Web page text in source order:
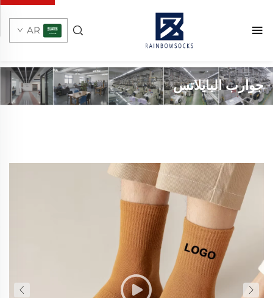
AR
جوارب البايلاتس